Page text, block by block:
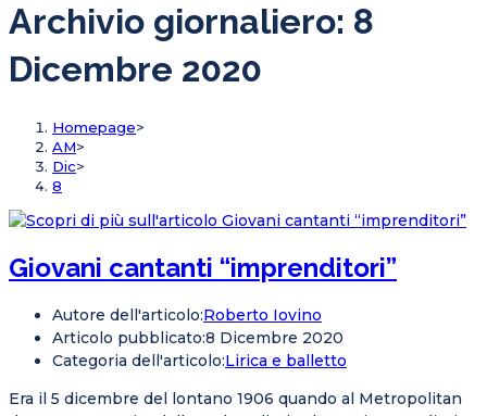
Archivio giornaliero: 8
Dicembre 2020
Homepage>
AM>
Dic>
8
Giovani cantanti “imprenditori”
Autore dell'articolo:Roberto Iovino
Articolo pubblicato:8 Dicembre 2020
Categoria dell'articolo:Lirica e balletto
Era il 5 dicembre del lontano 1906 quando al Metropolitan